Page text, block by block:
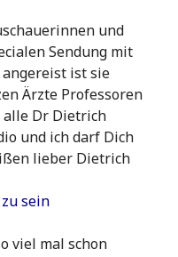
und
Sendung mit
angereist ist sie
Ärzte Professoren
Dr Dietrich
und ich darf Dich
lieber Dietrich
sein
viel mal schon